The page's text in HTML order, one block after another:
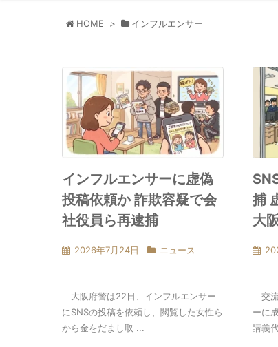
HOME > インフルエンサー
インフルエンサーに虚偽
投稿依頼か 詐欺容疑で会
社役員ら再逮捕
2026年7月24日 ニュース
大阪府警は22日、インフルエンサー
にSNSの投稿を依頼し、閲覧した女性ら
から金をだまし取 ...
捕
大
交
ーに
講義